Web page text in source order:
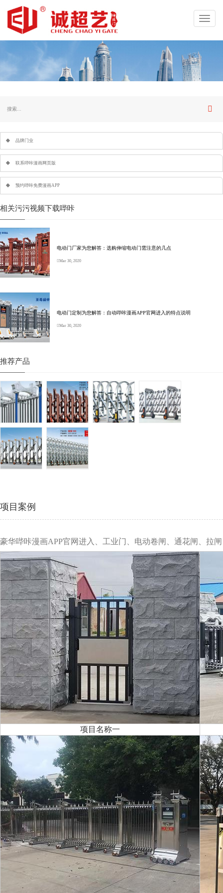
项目案例
豪华哔咔漫画APP官网进入、工业门、电动卷闸、通花闸、
项目名称一
品牌门业
联系哔咔漫画网页版
预约哔咔免费漫画APP
相关污污视频下载哔咔
电动门厂家为您解答：选购伸缩电动门需注意的几点
Mar 30, 2020
电动门定制为您解答：自动哔咔漫画APP官网进入的特点说明
Mar 30, 2020
推荐产品